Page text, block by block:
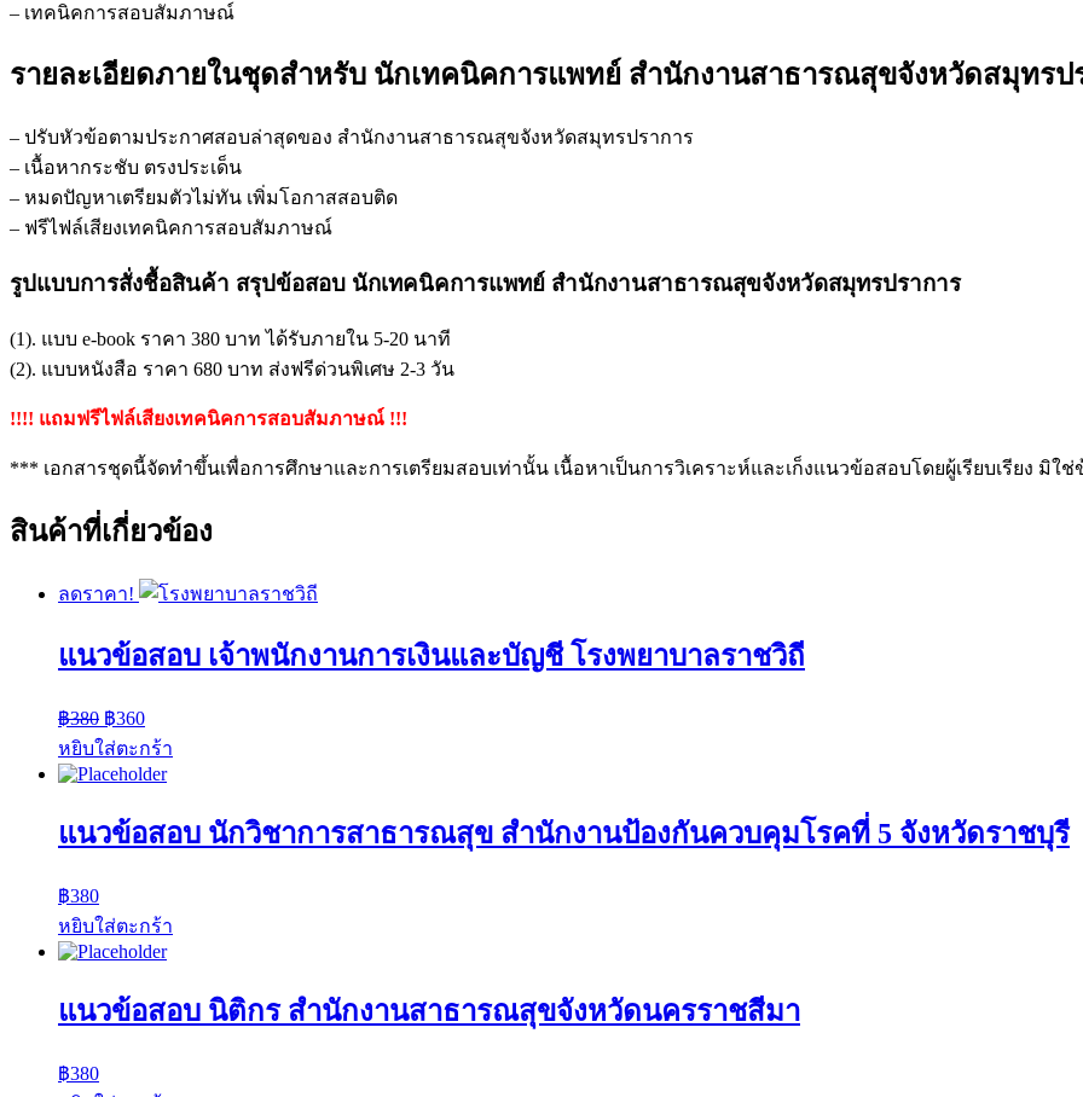
– เทคนิคการสอบสัมภาษณ์
รายละเอียดภายในชุดสำหรับ นักเทคนิคการแพทย์ สำนักงานสาธารณสุขจังหวัดสมุทรป
– ปรับหัวข้อตามประกาศสอบล่าสุดของ สำนักงานสาธารณสุขจังหวัดสมุทรปราการ
– เนื้อหากระชับ ตรงประเด็น
– หมดปัญหาเตรียมตัวไม่ทัน เพิ่มโอกาสสอบติด
– ฟรีไฟล์เสียงเทคนิคการสอบสัมภาษณ์
รูปแบบการสั่งชื้อสินค้า สรุปข้อสอบ นักเทคนิคการแพทย์ สำนักงานสาธารณสุขจังหวัดสมุทรปราการ
(1). แบบ e-book ราคา 380 บาท ได้รับภายใน 5-20 นาที
(2). แบบหนังสือ ราคา 680 บาท ส่งฟรีด่วนพิเศษ 2-3 วัน
!!!! แถมฟรีไฟล์เสียงเทคนิคการสอบสัมภาษณ์ !!!
*** เอกสารชุดนี้จัดทำขึ้นเพื่อการศึกษาและการเตรียมสอบเท่านั้น เนื้อหาเป็นการวิเคราะห์และเก็งแนวข้อสอบโดยผู้เรียบเรียง มิใ
สินค้าที่เกี่ยวข้อง
ลดราคา!
แนวข้อสอบ เจ้าพนักงานการเงินและบัญชี โรงพยาบาลราชวิถี
฿380 Original
price
was:
฿380.
฿360Current
price
is:
฿360.
หยิบใส่ตะกร้า
แนวข้อสอบ นักวิชาการสาธารณสุข สํานักงานป้องกันควบคุมโรคที่ 5 จังหวัดราชบุรี
฿380
หยิบใส่ตะกร้า
แนวข้อสอบ นิติกร สำนักงานสาธารณสุขจังหวัดนครราชสีมา
฿380